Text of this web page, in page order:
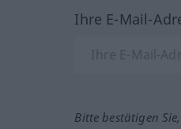
Ihre E-Mail-
Bitte bestätigen